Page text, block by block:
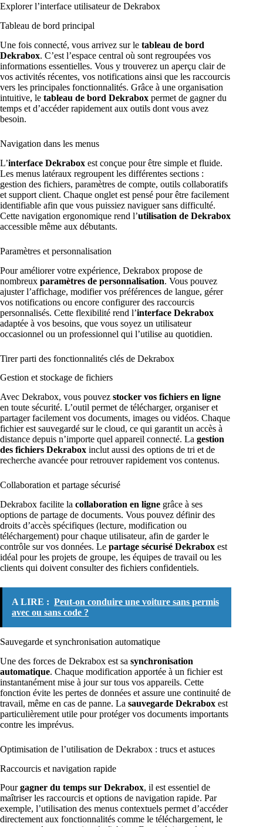
Explorer l’interface utilisateur de Dekrabox
Tableau de bord principal
Une fois connecté, vous arrivez sur le tableau de bord
Dekrabox. C’est l’espace central où sont regroupées vos
informations essentielles. Vous y trouverez un aperçu clair de
vos activités récentes, vos notifications ainsi que les raccourcis
vers les principales fonctionnalités. Grâce à une organisation
intuitive, le tableau de bord Dekrabox permet de gagner du
temps et d’accéder rapidement aux outils dont vous avez
besoin.
Navigation dans les menus
L’interface Dekrabox est conçue pour être simple et fluide.
Les menus latéraux regroupent les différentes sections :
gestion des fichiers, paramètres de compte, outils collaboratifs
et support client. Chaque onglet est pensé pour être facilement
identifiable afin que vous puissiez naviguer sans difficulté.
Cette navigation ergonomique rend l’utilisation de Dekrabox
accessible même aux débutants.
Paramètres et personnalisation
Pour améliorer votre expérience, Dekrabox propose de
nombreux paramètres de personnalisation. Vous pouvez
ajuster l’affichage, modifier vos préférences de langue, gérer
vos notifications ou encore configurer des raccourcis
personnalisés. Cette flexibilité rend l’interface Dekrabox
adaptée à vos besoins, que vous soyez un utilisateur
occasionnel ou un professionnel qui l’utilise au quotidien.
Tirer parti des fonctionnalités clés de Dekrabox
Gestion et stockage de fichiers
Avec Dekrabox, vous pouvez stocker vos fichiers en ligne
en toute sécurité. L’outil permet de télécharger, organiser et
partager facilement vos documents, images ou vidéos. Chaque
fichier est sauvegardé sur le cloud, ce qui garantit un accès à
distance depuis n’importe quel appareil connecté. La gestion
des fichiers Dekrabox inclut aussi des options de tri et de
recherche avancée pour retrouver rapidement vos contenus.
Collaboration et partage sécurisé
Dekrabox facilite la collaboration en ligne grâce à ses
options de partage de documents. Vous pouvez définir des
droits d’accès spécifiques (lecture, modification ou
téléchargement) pour chaque utilisateur, afin de garder le
contrôle sur vos données. Le partage sécurisé Dekrabox est
idéal pour les projets de groupe, les équipes de travail ou les
clients qui doivent consulter des fichiers confidentiels.
A LIRE : Peut-on conduire une voiture sans permis
avec ou sans code ?
Sauvegarde et synchronisation automatique
Une des forces de Dekrabox est sa synchronisation
automatique. Chaque modification apportée à un fichier est
instantanément mise à jour sur tous vos appareils. Cette
fonction évite les pertes de données et assure une continuité de
travail, même en cas de panne. La sauvegarde Dekrabox est
particulièrement utile pour protéger vos documents importants
contre les imprévus.
Optimisation de l’utilisation de Dekrabox : trucs et astuces
Raccourcis et navigation rapide
Pourgagner du temps sur Dekrabox, il est essentiel de
maîtriser les raccourcis et options de navigation rapide. Par
exemple, l’utilisation des menus contextuels permet d’accéder
directement aux fonctionnalités comme le téléchargement, le